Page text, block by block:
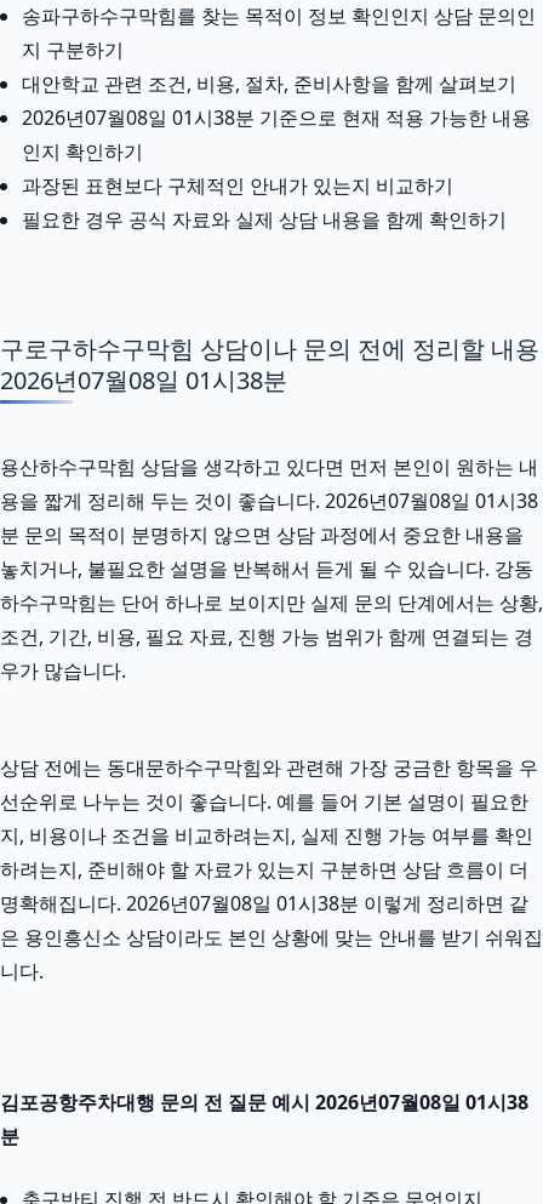
송파구하수구막힘를 찾는 목적이 정보 확인인지 상담 문의인
지 구분하기
대안학교 관련 조건, 비용, 절차, 준비사항을 함께 살펴보기
2026년07월08일 01시38분 기준으로 현재 적용 가능한 내용
인지 확인하기
과장된 표현보다 구체적인 안내가 있는지 비교하기
필요한 경우 공식 자료와 실제 상담 내용을 함께 확인하기
구로구하수구막힘 상담이나 문의 전에 정리할 내용
2026년07월08일 01시38분
용산하수구막힘 상담을 생각하고 있다면 먼저 본인이 원하는 내
용을 짧게 정리해 두는 것이 좋습니다. 2026년07월08일 01시38
분 문의 목적이 분명하지 않으면 상담 과정에서 중요한 내용을
놓치거나, 불필요한 설명을 반복해서 듣게 될 수 있습니다. 강동
하수구막힘는 단어 하나로 보이지만 실제 문의 단계에서는 상황,
조건, 기간, 비용, 필요 자료, 진행 가능 범위가 함께 연결되는 경
우가 많습니다.
상담 전에는 동대문하수구막힘와 관련해 가장 궁금한 항목을 우
선순위로 나누는 것이 좋습니다. 예를 들어 기본 설명이 필요한
지, 비용이나 조건을 비교하려는지, 실제 진행 가능 여부를 확인
하려는지, 준비해야 할 자료가 있는지 구분하면 상담 흐름이 더
명확해집니다. 2026년07월08일 01시38분 이렇게 정리하면 같
은 용인흥신소 상담이라도 본인 상황에 맞는 안내를 받기 쉬워집
니다.
김포공항주차대행 문의 전 질문 예시 2026년07월08일 01시38
분
축구반티 진행 전 반드시 확인해야 할 기준은 무엇인지